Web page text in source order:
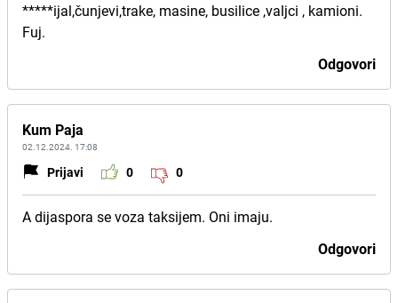
*****ijal,čunjevi,trake, masine, busilice ,valjci , kamioni.
Fuj.
Odgovori
Kum Paja
02.12.2024. 17:08
Prijavi 0 0
A dijaspora se voza taksijem. Oni imaju.
Odgovori